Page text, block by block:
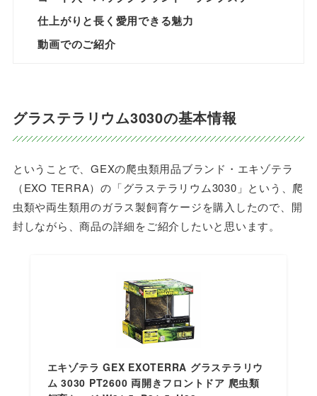
仕上がりと長く愛用できる魅力
動画でのご紹介
グラステラリウム3030の基本情報
ということで、GEXの爬虫類用品ブランド・エキゾテラ
（EXO TERRA）の「グラステラリウム3030」という、爬
虫類や両生類用のガラス製飼育ケージを購入したので、開
封しながら、商品の詳細をご紹介したいと思います。
エキゾテラ GEX EXOTERRA グラステラリウ
ム 3030 PT2600 両開きフロントドア 爬虫類